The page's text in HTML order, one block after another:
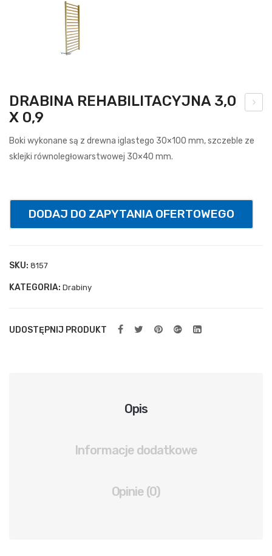
uch
DRABINA REHABILITACYJNA 3,0
X 0,9
Boki wykonane są z drewna iglastego 30×100 mm, szczeble ze
sklejki równoległowarstwowej 30×40 mm.
DODAJ DO ZAPYTANIA OFERTOWEGO
SKU: 8157
KATEGORIA: Drabiny
UDOSTĘPNIJ PRODUKT
Opis
Informacje dodatkowe
Opinie (0)